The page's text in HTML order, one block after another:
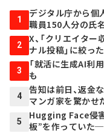
1
デジタル庁から
職員150人分の氏
2
X、「クリエイタ
ナル投稿」に絞っ
3
「就活に生成AI利
も
4
告知は前日、返金
マンガ家を驚かせ
5
Hugging Face侵
板”を作ってい